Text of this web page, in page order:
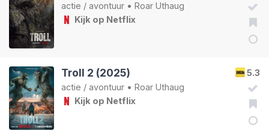
actie / avontuur • Roar Uthaug
Kijk op Netflix
5.3
Troll 2 (2025)
actie / avontuur • Roar Uthaug
Kijk op Netflix